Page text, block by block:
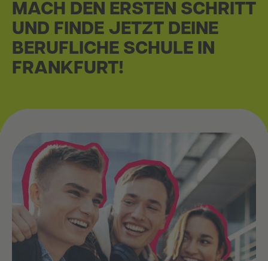
MACH DEN ERSTEN SCHRITT
UND FINDE JETZT DEINE
BERUFLICHE SCHULE IN
FRANKFURT!